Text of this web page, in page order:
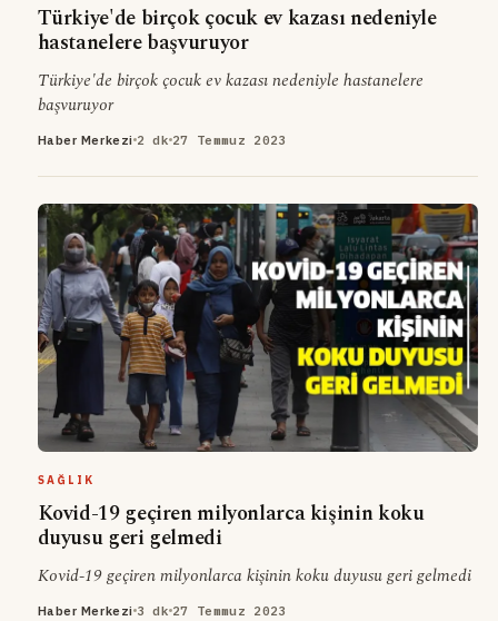
Türkiye'de birçok çocuk ev kazası nedeniyle
hastanelere başvuruyor
Türkiye'de birçok çocuk ev kazası nedeniyle hastanelere
başvuruyor
Haber Merkezi 2 dk 27 Temmuz 2023
SAĞLIK
Kovid-19 geçiren milyonlarca kişinin koku
duyusu geri gelmedi
Kovid-19 geçiren milyonlarca kişinin koku duyusu geri gelmedi
Haber Merkezi 3 dk 27 Temmuz 2023